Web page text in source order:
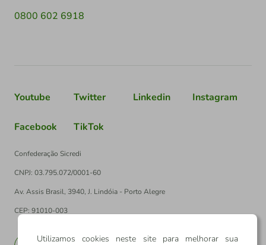
0800 602 6918
Youtube Twitter Linkedin Instagram
Facebook TikTok
Confederação Sicredi
CNPJ: 03.795.072/0001-60
Av. Assis Brasil, 3940, J. Lindóia - Porto Alegre
CEP: 91010-003
Utilizamos cookies neste site para melhorar sua